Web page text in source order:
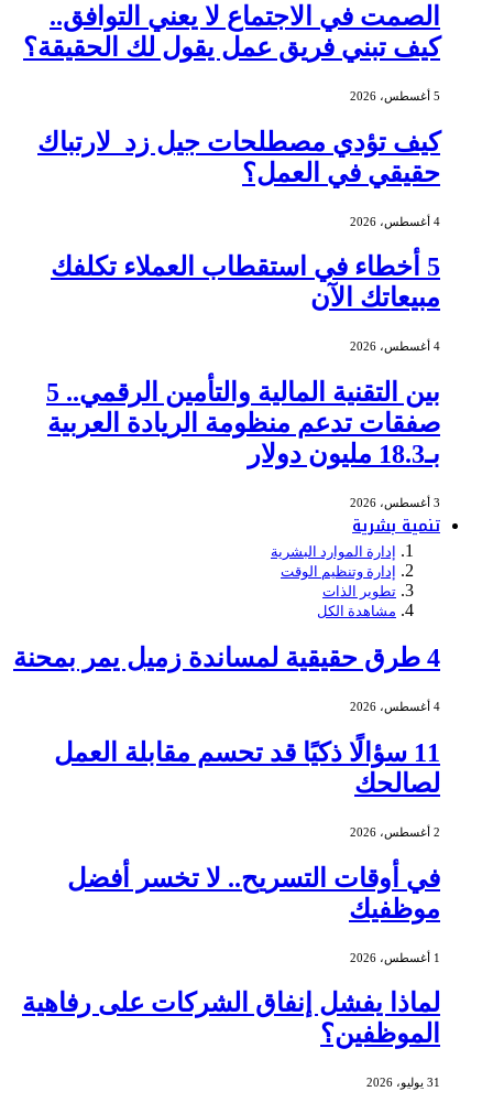
الصمت في الاجتماع لا يعني التوافق..
كيف تبني فريق عمل يقول لك الحقيقة؟
5 أغسطس، 2026
كيف تؤدي مصطلحات جيل زد لارتباك
حقيقي في العمل؟
4 أغسطس، 2026
5 أخطاء في استقطاب العملاء تكلفك
مبيعاتك الآن
4 أغسطس، 2026
بين التقنية المالية والتأمين الرقمي.. 5
صفقات تدعم منظومة الريادة العربية
بـ18.3 مليون دولار
3 أغسطس، 2026
تنمية بشرية
إدارة الموارد البشرية
إدارة وتنظيم الوقت
تطوير الذات
مشاهدة الكل
4 طرق حقيقية لمساندة زميل يمر بمحنة
4 أغسطس، 2026
11 سؤالًا ذكيًا قد تحسم مقابلة العمل
لصالحك
2 أغسطس، 2026
في أوقات التسريح.. لا تخسر أفضل
موظفيك
1 أغسطس، 2026
لماذا يفشل إنفاق الشركات على رفاهية
الموظفين؟
31 يوليو، 2026